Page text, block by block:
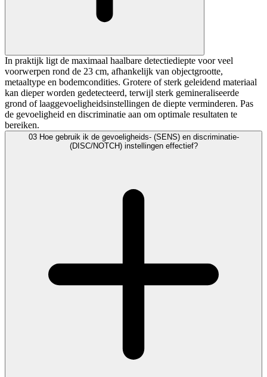
In praktijk ligt de maximaal haalbare detectiediepte voor veel
voorwerpen rond de 23 cm, afhankelijk van objectgrootte,
metaaltype en bodemcondities. Grotere of sterk geleidend materiaal
kan dieper worden gedetecteerd, terwijl sterk gemineraliseerde
grond of laaggevoeligheidsinstellingen de diepte verminderen. Pas
de gevoeligheid en discriminatie aan om optimale resultaten te
bereiken.
03 Hoe gebruik ik de gevoeligheids- (SENS) en discriminatie-
(DISC/NOTCH) instellingen effectief?